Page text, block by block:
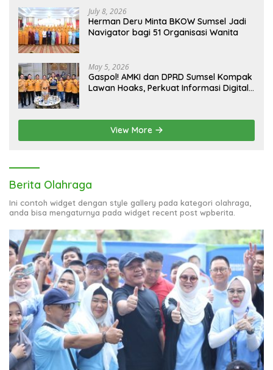
July 8, 2026
Herman Deru Minta BKOW Sumsel Jadi
Navigator bagi 51 Organisasi Wanita
May 5, 2026
Gaspol! AMKI dan DPRD Sumsel Kompak
Lawan Hoaks, Perkuat Informasi Digital
View More
Berita Olahraga
Ini contoh widget dengan style gallery pada kategori olahraga,
anda bisa mengaturnya pada widget recent post wpberita.